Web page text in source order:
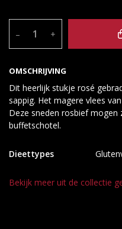
OMSCHRIJVING
Dit heerlijk stukje rosé
sappig. Het magere vlees
Deze sneden rosbief
buffetschotel.
– +
Dieettypes
Bekijk meer uit de collectie